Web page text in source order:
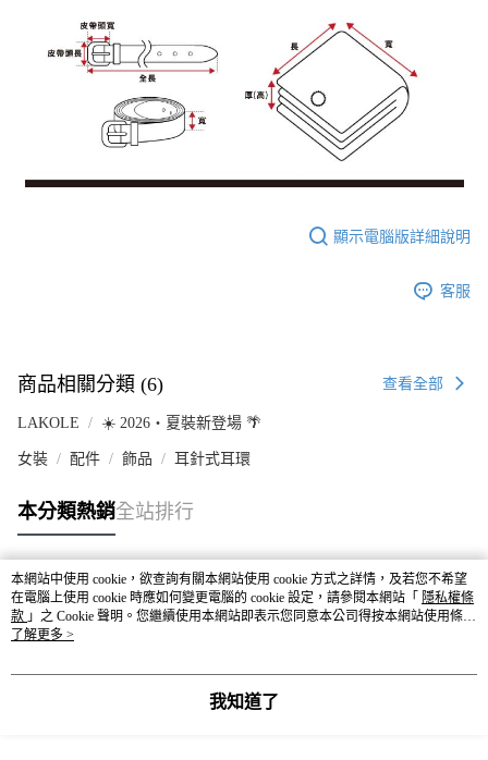
顯示電腦版詳細說明
客服
商品相關分類 (6) 查看全部
LAKOLE ☀️ 2026・夏裝新登場 🌴
女裝 配件 飾品 耳針式耳環
本分類熱銷全站排行
熱門標籤
本網站中使用 cookie，欲查詢有關本網站使用 cookie 方式之詳情，及若您不希望
在電腦上使用 cookie 時應如何變更電腦的 cookie 設定，請參閱本網站「 隱私權條
款 」之 Cookie 聲明。您繼續使用本網站即表示您同意本公司得按本網站使用條款
之 Cookie 聲明使用 cookie。
了解更多 >
我知道了